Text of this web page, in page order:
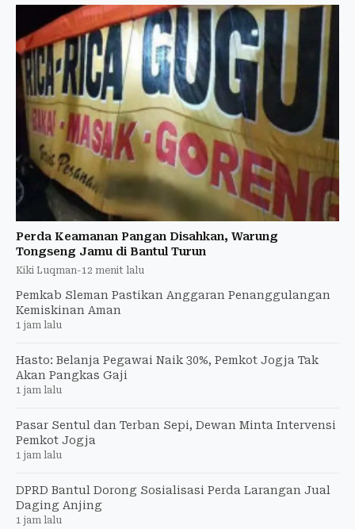
Perda Keamanan Pangan Disahkan, Warung
Tongseng Jamu di Bantul Turun
Kiki Luqman-12 menit lalu
Pemkab Sleman Pastikan Anggaran Penanggulangan
Kemiskinan Aman
1 jam lalu
Hasto: Belanja Pegawai Naik 30%, Pemkot Jogja Tak
Akan Pangkas Gaji
1 jam lalu
Pasar Sentul dan Terban Sepi, Dewan Minta Intervensi
Pemkot Jogja
1 jam lalu
DPRD Bantul Dorong Sosialisasi Perda Larangan Jual
Daging Anjing
1 jam lalu